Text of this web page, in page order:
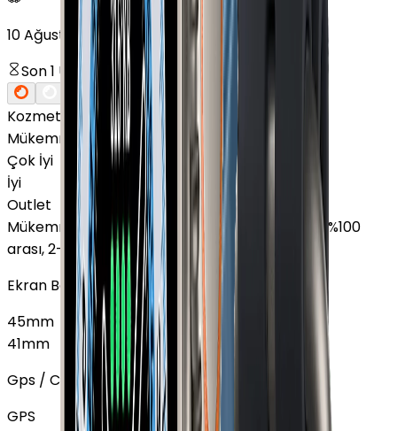
10 Ağustos'ta kargoda!
Son1 Ürün
Kozmetik Durumu Nasıl Görünüyor?
Mükemmel
Çok İyi
İyi
Outlet
Mükemmel
Ekranda leke yok, Pil sağlığı %85 - %100
arası, 2-3 hafif çizik
Ekran Boyutu
45mm
41mm
Gps / Cellular
GPS